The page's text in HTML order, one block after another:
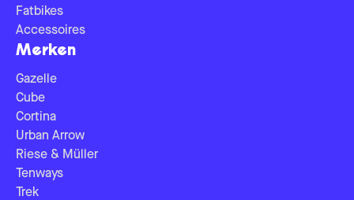
Fatbikes
Accessoires
Merken
Gazelle
Cube
Cortina
Urban Arrow
Riese & Müller
Tenways
Trek